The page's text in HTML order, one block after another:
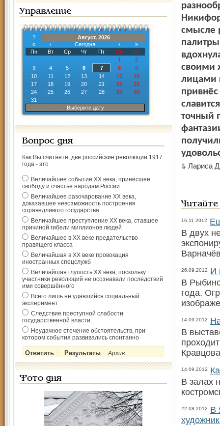
Управление
?
Август, 2026
«
‹ Сегодня ›
»
Пн
Вт Ср Чт Пт Сб
Вс
1
2
3
4 5 6 7 8
9
10
11 12 13 14 15
16
17
18 19 20 21 22
23
24
25 26 27 28 29
30
31
Выберите дату
Вопрос дня
Как Вы считаете, две российские революции 1917
года - это
Величайшее событие ХХ века, принёсшее
свободу и счастье народам России
Величайшее разочарование ХХ века,
доказавшее невозможность построения
справедливого государства
Величайшее преступление ХХ века, ставшее
причиной гибели миллионов людей
Величайшее в ХХ веке предательство
правящего класса
Величайшая в ХХ веке провокация
иностранных спецслужб
Величайшая глупость ХХ века, поскольку
участники революций не осознавали последствий
ими совершённого
Всего лишь не удавшийся социальный
эксперимент
Следствие преступной слабости
государственной власти
Неудачное стечение обстоятельств, при
котором события развивались спонтанно
Архив
Фото дня
смысле
своими
лицами
точный
Лариса
16.11.2012
В двух
26.09.2012
И
В
года.
14.09.2012
В
14.09.2012
В залах
22.08.2012
В